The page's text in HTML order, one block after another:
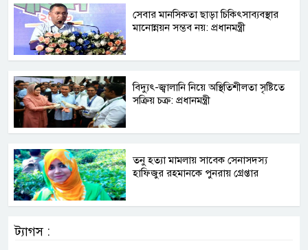
সেবার মানসিকতা ছাড়া চিকিৎসাব্যবস্থার
মানোন্নয়ন সম্ভব নয়: প্রধানমন্ত্রী
বিদ্যুৎ-জ্বালানি নিয়ে অস্থিতিশীলতা সৃষ্টিতে
সক্রিয় চক্র: প্রধানমন্ত্রী
তনু হত্যা মামলায় সাবেক সেনাসদস্য
হাফিজুর রহমানকে পুনরায় গ্রেপ্তার
ট্যাগস :